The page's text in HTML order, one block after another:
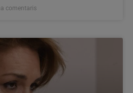
comentaris
Accepta tot